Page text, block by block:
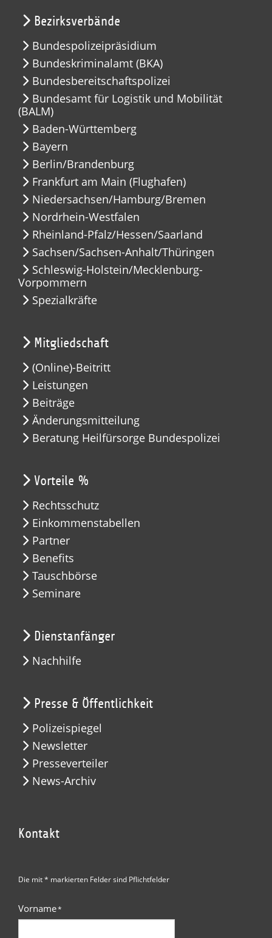
Bezirksverbände
Bundespolizeipräsidium
Bundeskriminalamt (BKA)
Bundesbereitschaftspolizei
Bundesamt für Logistik und Mobilität
(BALM)
Baden-Württemberg
Bayern
Berlin/Brandenburg
Frankfurt am Main (Flughafen)
Niedersachsen/Hamburg/Bremen
Nordrhein-Westfalen
Rheinland-Pfalz/Hessen/Saarland
Sachsen/Sachsen-Anhalt/Thüringen
Schleswig-Holstein/Mecklenburg-
Vorpommern
Spezialkräfte
Mitgliedschaft
(Online)-Beitritt
Leistungen
Beiträge
Änderungsmitteilung
Beratung Heilfürsorge Bundespolizei
Vorteile %
Rechtsschutz
Einkommenstabellen
Partner
Benefits
Tauschbörse
Seminare
Dienstanfänger
Nachhilfe
Presse & Öffentlichkeit
Polizeispiegel
Newsletter
Presseverteiler
News-Archiv
Kontakt
Die mit * markierten Felder sind Pflichtfelder
Vorname*